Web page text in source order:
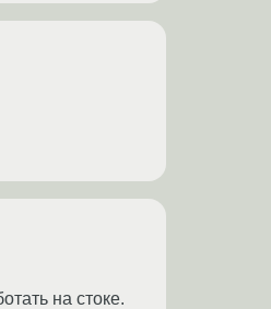
на стоке.